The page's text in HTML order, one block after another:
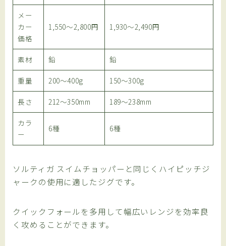
メー
カー
価格
1,550～2,800円 1,930～2,490円
素材 鉛 鉛
重量 200～400g 150～300g
長さ 212～350mm 189～238mm
カラ
ー
6種 6種
ソルティガ スイムチョッパーと同じくハイピッチジ
ャークの使用に適したジグです。
クイックフォールを多用して幅広いレンジを効率良
く攻めることができます。